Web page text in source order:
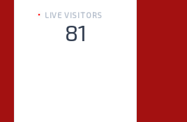
LIVE VISITORS
81